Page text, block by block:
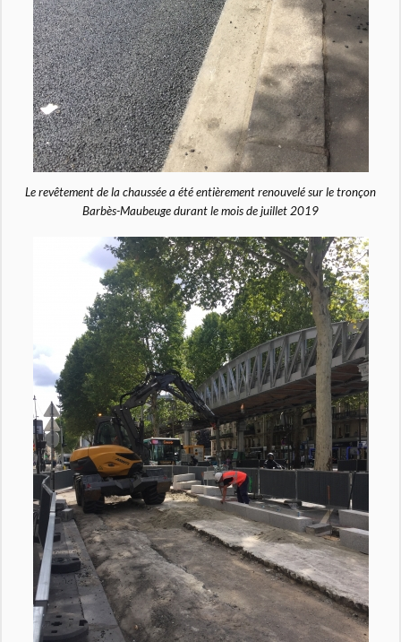
Le revêtement de la chaussée a été entièrement renouvelé sur le tronçon
Barbès-Maubeuge durant le mois de juillet 2019